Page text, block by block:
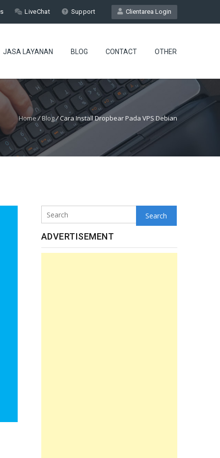
Clientarea Login
LiveChat Support
JASA LAYANAN BLOG CONTACT OTHER
Home/Blog/Cara Install Dropbear Pada VPS Debian
Search
ADVERTISEMENT